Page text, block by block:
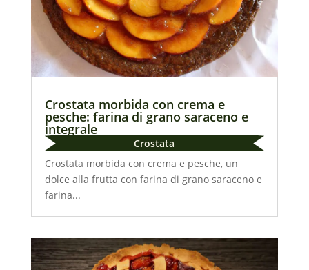
Crostata morbida con crema e
pesche: farina di grano saraceno e
integrale
Crostata
Crostata morbida con crema e pesche, un
dolce alla frutta con farina di grano saraceno e
farina...